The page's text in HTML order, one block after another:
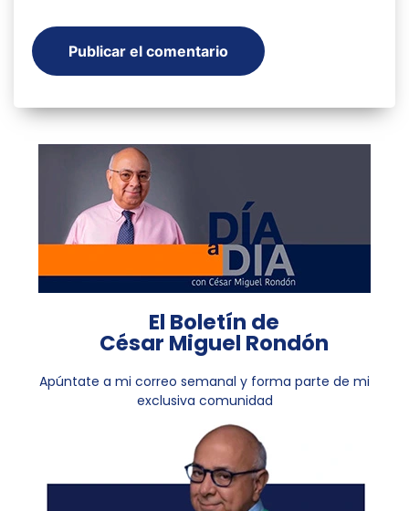
El Boletín de
César Miguel Rondón
Apúntate a mi correo semanal y forma parte de mi
exclusiva comunidad